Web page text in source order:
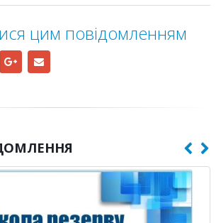
цим повідомленням